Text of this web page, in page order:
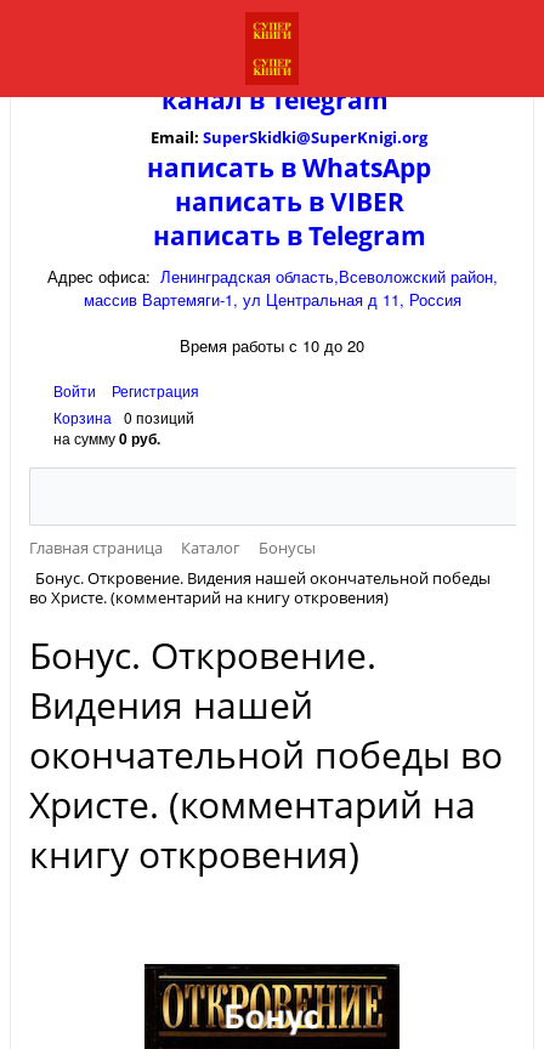
канал вTelegram
Email: SuperSkidki@SuperKnigi.org
написать в WhatsApp
написать в VIBER
написать в Telegram
Адрес офиса: Ленинградская область,Всеволожский район,
массив Вартемяги-1, ул Центральная д 11, Россия
Время работы с 10 до 20
Войти
Регистрация
Корзина
0 позиций
на сумму0 руб.
Главная страница Каталог
Бонусы
Бонус. Откровение. Видения нашей окончательной победы
во Христе. (комментарий на книгу откровения)
Бонус. Откровение.
Видения нашей
окончательной победы во
Христе. (комментарий на
книгу откровения)